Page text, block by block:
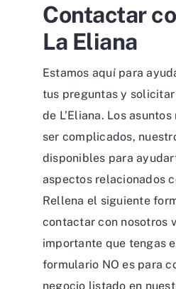
Contactar
La Eliana
Estamos aquí para
tus preguntas y
de L’Eliana. Los
ser complicados,
disponibles para
aspectos relacionados
Rellena el siguiente
contactar con nosotros
importante que tengas
formulario NO es para
negocio listado en